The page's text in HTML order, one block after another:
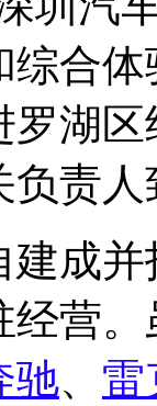
综合
湖
负责
成
营
驰、 雷